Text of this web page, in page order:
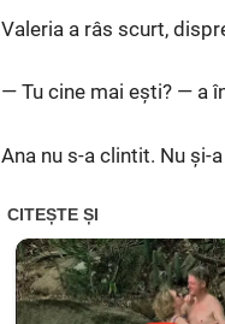
Valeria a râs scurt,
— Tu cine mai ești? — a
Ana nu s-a clintit. Nu și-